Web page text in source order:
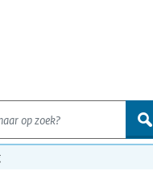
op zoek?
zoek